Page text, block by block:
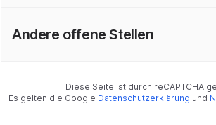
Andere offene Stellen
Diese Seite ist durch reCAPTCHA
Es gelten die Google Datenschutzerklärung und